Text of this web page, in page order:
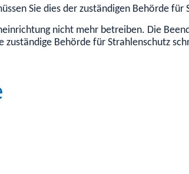
Sie dies der zuständigen Behörde für
nicht mehr betreiben. Die
Behörde für Strahlenschutz